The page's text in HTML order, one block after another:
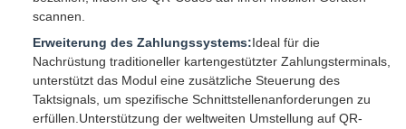
scannen.
Erweiterung des Zahlungssystems:Ideal für die
Nachrüstung traditioneller kartengestützter Zahlungsterminals,
unterstützt das Modul eine zusätzliche Steuerung des
Taktsignals, um spezifische Schnittstellenanforderungen zu
erfüllen.Unterstützung der weltweiten Umstellung auf QR-